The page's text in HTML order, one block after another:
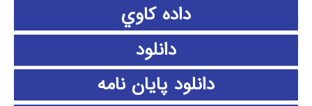
داده كاوي
دانلود
دانلود پايان نامه